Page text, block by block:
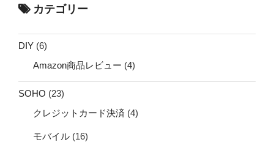
カテゴリー
DIY (6)
Amazon商品レビュー (4)
SOHO (23)
クレジットカード決済 (4)
モバイル (16)